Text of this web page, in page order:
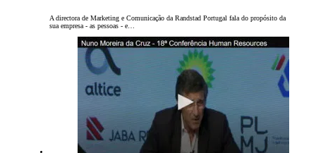
A directora de Marketing e Comunicação da Randstad Portugal fala do propósito da
sua empresa - as pessoas - e…